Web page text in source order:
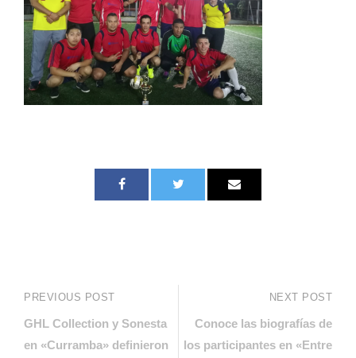
PREVIOUS POST
GHL Collection y Sonesta
en «Curramba» definieron
NEXT POST
Conoce las biografías de
los participantes en «Entre